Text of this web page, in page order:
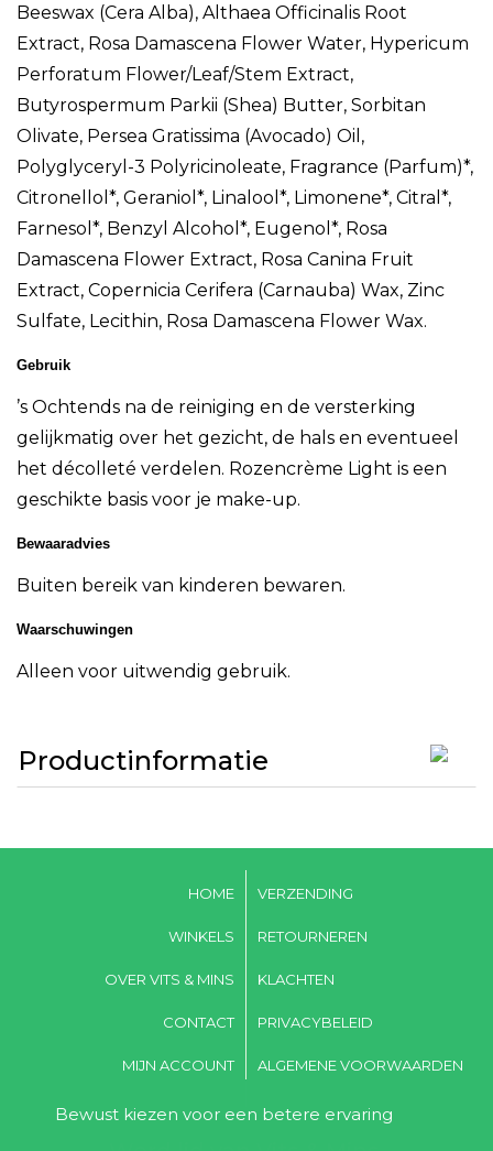
Bewust kiezen voor een betere ervaring
Beeswax (Cera Alba), Althaea Officinalis Root
Extract, Rosa Damascena Flower Water, Hypericum
Perforatum Flower/Leaf/Stem Extract,
Butyrospermum Parkii (Shea) Butter, Sorbitan
Olivate, Persea Gratissima (Avocado) Oil,
Polyglyceryl-3 Polyricinoleate, Fragrance (Parfum)*,
Citronellol*, Geraniol*, Linalool*, Limonene*, Citral*,
Farnesol*, Benzyl Alcohol*, Eugenol*, Rosa
Damascena Flower Extract, Rosa Canina Fruit
Extract, Copernicia Cerifera (Carnauba) Wax, Zinc
Sulfate, Lecithin, Rosa Damascena Flower Wax.
Gebruik
’s Ochtends na de reiniging en de versterking
gelijkmatig over het gezicht, de hals en eventueel
het décolleté verdelen. Rozencrème Light is een
geschikte basis voor je make-up.
Bewaaradvies
Buiten bereik van kinderen bewaren.
Waarschuwingen
Alleen voor uitwendig gebruik.
Productinformatie
HOME
WINKELS
OVER VITS & MINS
CONTACT
MIJN ACCOUNT
VERZENDING
RETOURNEREN
KLACHTEN
PRIVACYBELEID
ALGEMENE VOORWAARDEN